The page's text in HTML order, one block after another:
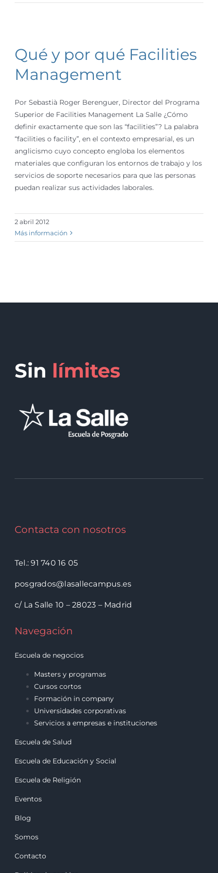
Qué y por qué Facilities
Management
Por Sebastià Roger Berenguer, Director del Programa
Superior de Facilities Management La Salle ¿Cómo
definir exactamente que son las “facilities”? La palabra
“facilities o facility”, en el contexto empresarial, es un
anglicismo cuyo concepto engloba los elementos
materiales que configuran los entornos de trabajo y los
servicios de soporte necesarios para que las personas
puedan realizar sus actividades laborales.
2 abril 2012
Más información
Sin límites
Contacta con nosotros
Tel.: 91 740 16 05
posgrados@lasallecampus.es
c/ La Salle 10 – 28023 – Madrid
Navegación
Escuela de negocios
Masters y programas
Cursos cortos
Formación in company
Universidades corporativas
Servicios a empresas e instituciones
Escuela de Salud
Escuela de Educación y Social
Escuela de Religión
Eventos
Blog
Somos
Contacto